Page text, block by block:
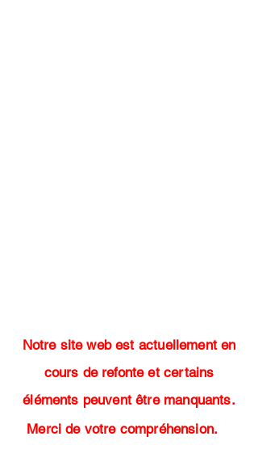
Notre site web est actuellement en
cours de refonte et certains
éléments peuvent être manquants.
Merci de votre compréhension.